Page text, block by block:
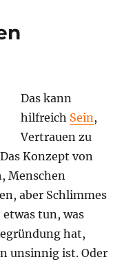
Das kann
hilfreich Sein ,
Vertrauen zu
Konzept von
Menschen
aber Schlimmes
tun, was
hat,
unsinnig ist. Oder